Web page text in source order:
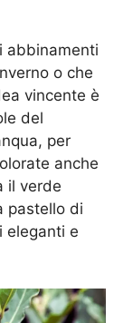
abbinamenti
o che
vincente è
del
per
anche
il verde
pastello di
eleganti e